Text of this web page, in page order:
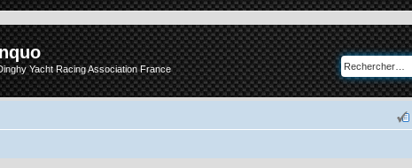
Yacht Racing Association France